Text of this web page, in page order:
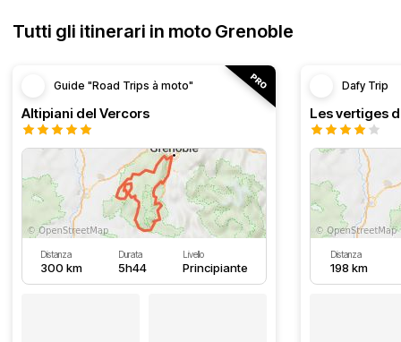
Tutti gli itinerari in moto Grenoble
Guide "Road Trips à moto"
Altipiani del Vercors
Distanza
300 km
Durata
5h44
Livello
Principiante
Dafy Trip
Les vertiges
Distanza
198 km